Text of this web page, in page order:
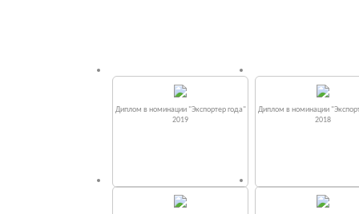
Диплом в номинации "Экспортер года"
2019
Диплом в номинации
2018